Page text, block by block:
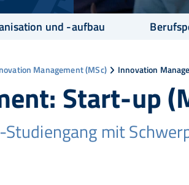
und -aufbau
Management (MSc) Innovation
Start-up
mit